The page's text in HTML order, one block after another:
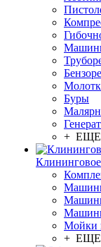
Буры
+ ЕЩЕ
Мойки
+ ЕЩЕ